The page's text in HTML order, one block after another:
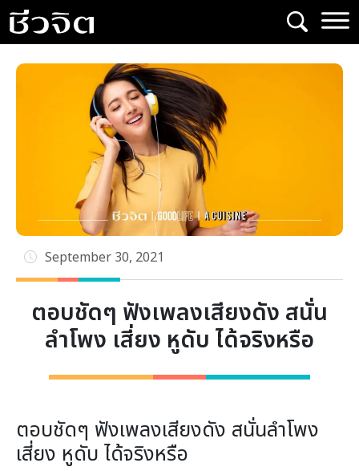
Skip
to
content
September 30, 2021
ตอบชัดๆ ฟังเพลงเสียงดัง สนั่น
ลำโพง เสี่ยง หูดับ ได้จริงหรือ
ตอบชัดๆ ฟังเพลงเสียงดัง สนั่นลำโพง
เสี่ยง หูดับ ได้จริงหรือ